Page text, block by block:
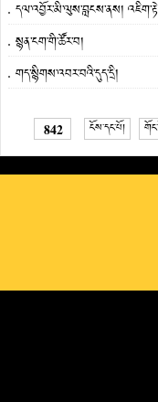
དལ་འབྱོར་མི་ལུས་བླངས་ནས།
སྙན་ངག་གི་ཚོར་བ།
གད་སྙིགས་འབར་བའི་དུད་དྲི།
842 ངོས་དང་པོ།